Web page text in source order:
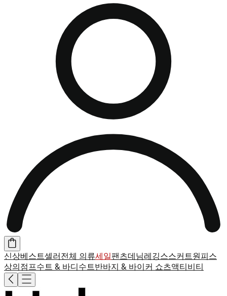
신상베스트셀러전체 의류세일팬츠데님레깅스스커트원피스
상의점프수트 & 바디수트반바지 & 바이커 쇼츠액티비티